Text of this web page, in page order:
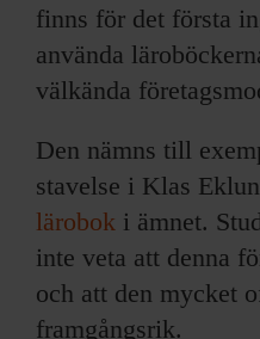
finns för det första
använda
välkända
Den nämns till
stavelse i Klas
lärobok i ämnet.
inte veta att denna
och att den mycket
framgångsrik.